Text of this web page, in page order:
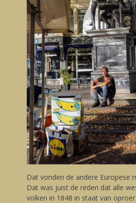
Dat vonden de andere Europese
Dat was juist de reden dat alle
volken in 1848 in staat van